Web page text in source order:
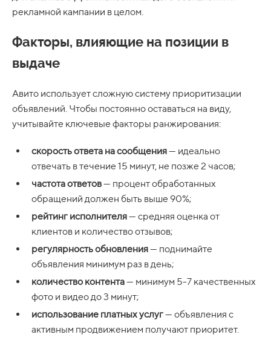
рекламной кампании в целом.
Факторы, влияющие на позиции в
выдаче
Авито использует сложную систему приоритизации
объявлений. Чтобы постоянно оставаться на виду,
учитывайте ключевые факторы ранжирования:
скорость ответа на сообщения— идеально
отвечать в течение 15 минут, не позже 2 часов;
частота ответов— процент обработанных
обращений должен быть выше 90%;
рейтинг исполнителя— средняя оценка от
клиентов и количество отзывов;
регулярность обновления— поднимайте
объявления минимум раз в день;
количество контента— минимум 5-7 качественных
фото и видео до 3 минут;
использование платных услуг— объявления с
активным продвижением получают приоритет.